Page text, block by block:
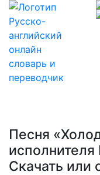
Песня
Скачать или